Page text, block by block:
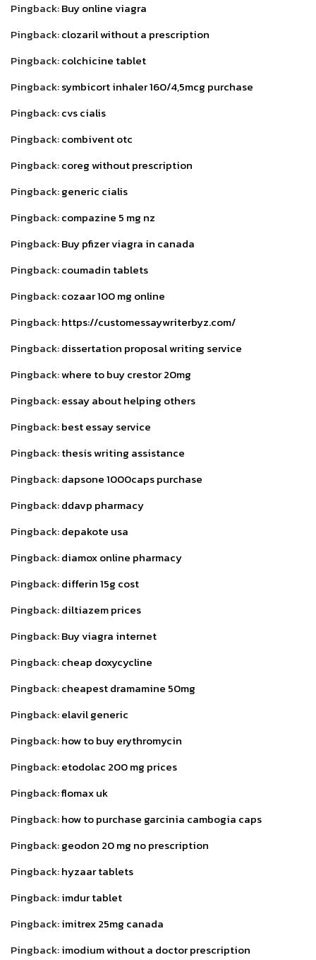
Pingback:Buy online viagra
Pingback:clozaril without a prescription
Pingback:colchicine tablet
Pingback:symbicort inhaler 160/4,5mcg purchase
Pingback:cvs cialis
Pingback:combivent otc
Pingback:coreg without prescription
Pingback:generic cialis
Pingback:compazine 5 mg nz
Pingback:Buy pfizer viagra in canada
Pingback:coumadin tablets
Pingback:cozaar 100 mg online
Pingback:https://customessaywriterbyz.com/
Pingback:dissertation proposal writing service
Pingback:where to buy crestor 20mg
Pingback:essay about helping others
Pingback:best essay service
Pingback:thesis writing assistance
Pingback:dapsone 1000caps purchase
Pingback:ddavp pharmacy
Pingback:depakote usa
Pingback:diamox online pharmacy
Pingback:differin 15g cost
Pingback:diltiazem prices
Pingback:Buy viagra internet
Pingback:cheap doxycycline
Pingback:cheapest dramamine 50mg
Pingback:elavil generic
Pingback:how to buy erythromycin
Pingback:etodolac 200 mg prices
Pingback:flomax uk
Pingback:how to purchase garcinia cambogia caps
Pingback:geodon 20 mg no prescription
Pingback:hyzaar tablets
Pingback:imdur tablet
Pingback:imitrex 25mg canada
Pingback:imodium without a doctor prescription